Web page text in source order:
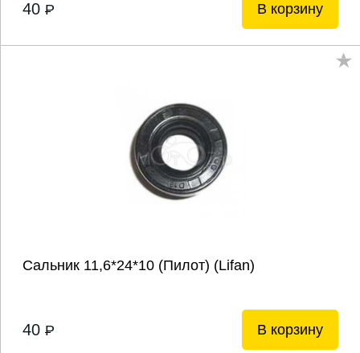
40 P В корзину
Сальник 11,6*24*10 (Пилот) (Lifan)
40 P В корзину